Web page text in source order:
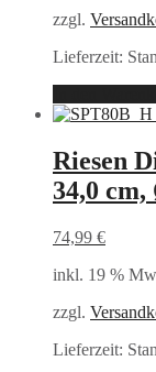
zzgl.
Lieferzeit:
Riesen
34,0
74,99 €
inkl. 19 %
zzgl.
Lieferzeit: